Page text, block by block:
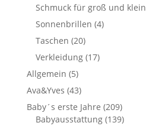
Schmuck für groß und klein
Sonnenbrillen (4)
Taschen (20)
Verkleidung (17)
Allgemein (5)
Ava&Yves (43)
Baby´s erste Jahre (209)
Babyausstattung (139)